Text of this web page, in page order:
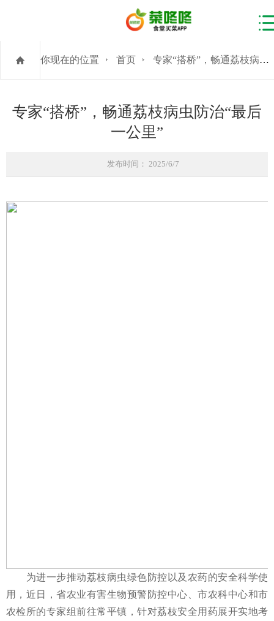
你现在的位置 首页 专家“搭桥”，畅通荔枝病虫防治“最后一公里”
专家“搭桥”，畅通荔枝病虫防治“最后
一公里”
发布时间： 2025/6/7
为进一步推动荔枝病虫绿色防控以及农药的安全科学使
用，近日，省农业有害生物预警防控中心、市农科中心和市
农检所的专家组前往常平镇，针对荔枝安全用药展开实地考